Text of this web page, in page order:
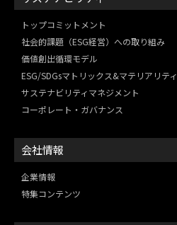
トップコミットメント
社会的課題（ESG経営） への取り組み
価値創出循環モデル
ESG/SDGsマトリックス&マテリアリティ
サステナビリティマネジメント
コーポレート・ガバナンス
会社情報
企業情報
特集コンテンツ